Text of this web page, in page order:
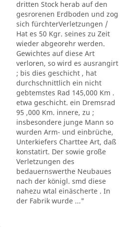
dritten Stock herab auf den
gesrorenen Erdboden und zog
sich fürchterVerletzungen /
Hat es 50 Kgr. seines zu Zeit
wieder abgeorehr werden.
Gewichtes auf diese Art
verloren, so wird es ausrangirt
; bis dies geschicht , hat
durchschnittlich ein nicht
gebtemstes Rad 145,000 Km .
etwa geschicht. ein Dremsrad
95 ,000 Km. innere, zu ;
insbesondere junge Mann so
wurden Arm- und einbrüche,
Unterkiefers Charttee Art, daß
konstatirt. Der sowie große
Verletzungen des
bedauernswerthe Neubaues
nach der königl. smd diese
nahezu wtal einäscherte . In
der Fabrik wurde ..."